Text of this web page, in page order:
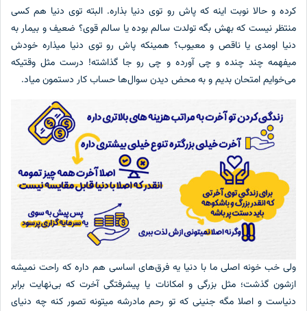
کرده و حالا نوبت اینه که پاش رو توی دنیا بذاره. البته توی دنیا هم کسی
منتظر نیست که بهش بگه تولدت سالم بوده یا سالم قوی؟ ضعیف و بیمار به
دنیا اومدی یا ناقص و معیوب؟ همینکه پاش رو توی دنیا میذاره خودش
میفهمه چند چنده و چی آورده و چی رو جا گذاشته! درست مثل وقتیکه
می‌خوایم امتحان بدیم و به محض دیدن سوال‌ها حساب کار دستمون میاد.
ولی خب خونه اصلی ما با دنیا یه فرق‌های اساسی هم داره که راحت نمیشه
ازشون گذشت؛ مثل بزرگی و امکانات یا پیشرفتگی آخرت که بی‌نهایت برابر
دنیاست و اصلا مگه جنینی که تو رحم مادرشه میتونه تصور کنه چه دنیای